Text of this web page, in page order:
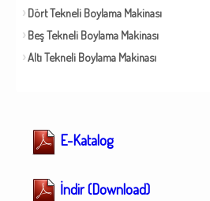
Dört Tekneli Boylama Makinası
Beş Tekneli Boylama Makinası
Altı Tekneli Boylama Makinası
E-Katalog
İndir (Download)